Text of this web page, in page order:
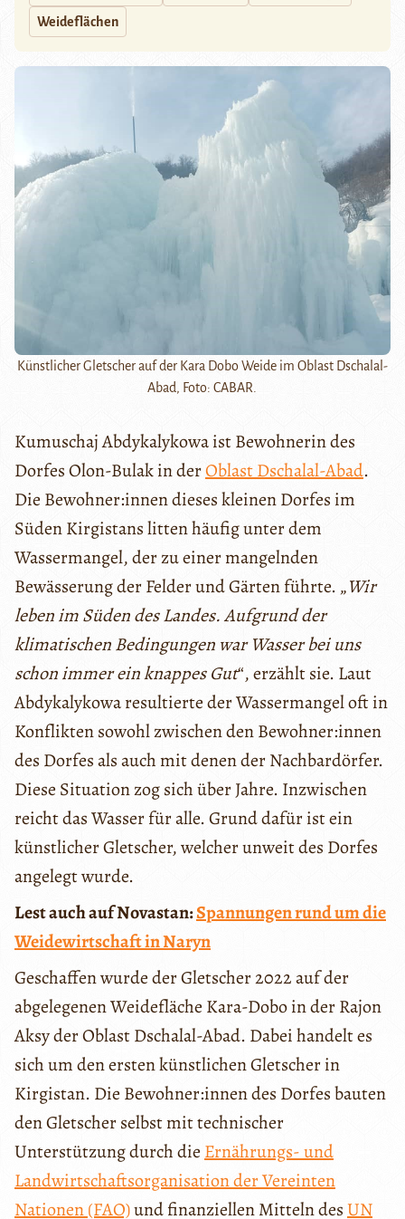
Weideflächen
Künstlicher Gletscher auf der Kara Dobo Weide im Oblast Dschalal-
Abad, Foto: CABAR.
Kumuschaj Abdykalykowa ist Bewohnerin des
Dorfes Olon-Bulak in derOblast Dschalal-Abad.
Die Bewohner:innen dieses kleinen Dorfes im
Süden Kirgistans litten häufig unter dem
Wassermangel, der zu einer mangelnden
Bewässerung der Felder und Gärten führte. „Wir
leben im Süden des Landes. Aufgrund der
klimatischen Bedingungen war Wasser bei uns
schon immer ein knappes Gut“, erzählt sie. Laut
Abdykalykowa resultierte der Wassermangel oft in
Konflikten sowohl zwischen den Bewohner:innen
des Dorfes als auch mit denen der Nachbardörfer.
Diese Situation zog sich über Jahre. Inzwischen
reicht das Wasser für alle. Grund dafür ist ein
künstlicher Gletscher, welcher unweit des Dorfes
angelegt wurde.
Lest auch auf Novastan:Spannungen rund um die
Weidewirtschaft in Naryn
Geschaffen wurde der Gletscher 2022 auf der
abgelegenen Weidefläche Kara-Dobo in der Rajon
Aksy der Oblast Dschalal-Abad. Dabei handelt es
sich um den ersten künstlichen Gletscher in
Kirgistan. Die Bewohner:innen des Dorfes bauten
den Gletscher selbst mit technischer
Unterstützung durch die Ernährungs- und
Landwirtschaftsorganisation der Vereinten
Nationen (FAO)und finanziellen Mitteln desUN